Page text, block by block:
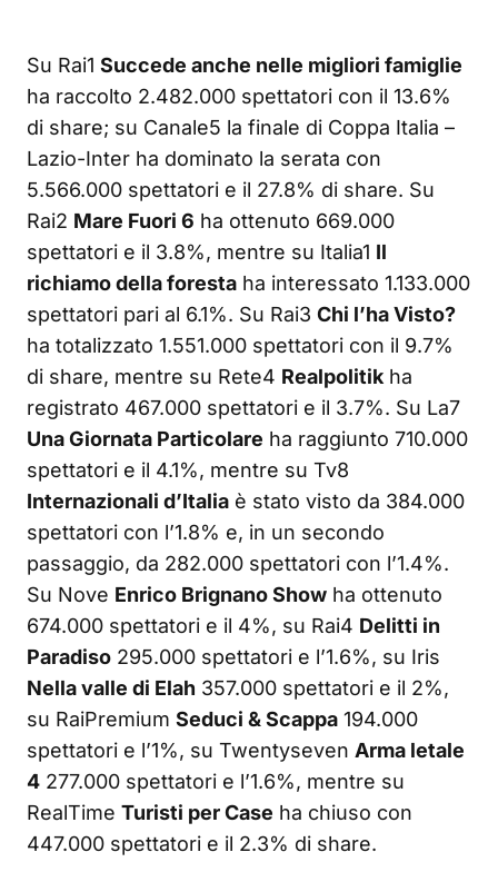
Su Rai1 Succede anche nelle migliori famiglie
ha raccolto 2.482.000 spettatori con il 13.6%
di share; su Canale5 la finale di Coppa Italia –
Lazio-Inter ha dominato la serata con
5.566.000 spettatori e il 27.8% di share. Su
Rai2 Mare Fuori 6 ha ottenuto 669.000
spettatori e il 3.8%, mentre su Italia1 Il
richiamo della foresta ha interessato 1.133.000
spettatori pari al 6.1%. Su Rai3 Chi l’ha Visto?
ha totalizzato 1.551.000 spettatori con il 9.7%
di share, mentre su Rete4 Realpolitik ha
registrato 467.000 spettatori e il 3.7%. Su La7
Una Giornata Particolare ha raggiunto 710.000
spettatori e il 4.1%, mentre su Tv8
Internazionali d’Italia è stato visto da 384.000
spettatori con l’1.8% e, in un secondo
passaggio, da 282.000 spettatori con l’1.4%.
Su Nove Enrico Brignano Show ha ottenuto
674.000 spettatori e il 4%, su Rai4 Delitti in
Paradiso 295.000 spettatori e l’1.6%, su Iris
Nella valle di Elah 357.000 spettatori e il 2%,
su RaiPremium Seduci & Scappa 194.000
spettatori e l’1%, su Twentyseven Arma letale
4 277.000 spettatori e l’1.6%, mentre su
RealTime Turisti per Case ha chiuso con
447.000 spettatori e il 2.3% di share.